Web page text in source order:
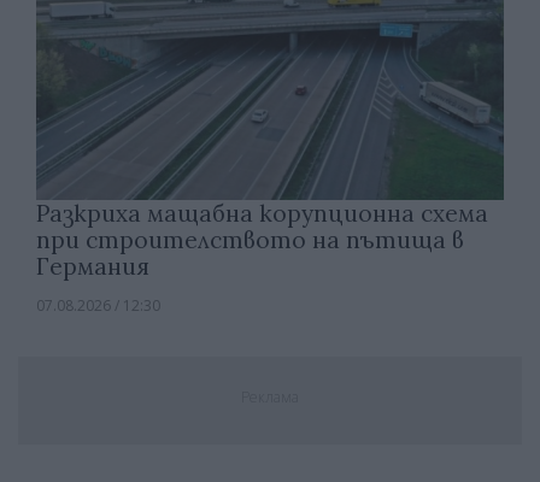
Разкриха мащабна корупционна схема
при строителството на пътища в
Германия
07.08.2026 / 12:30